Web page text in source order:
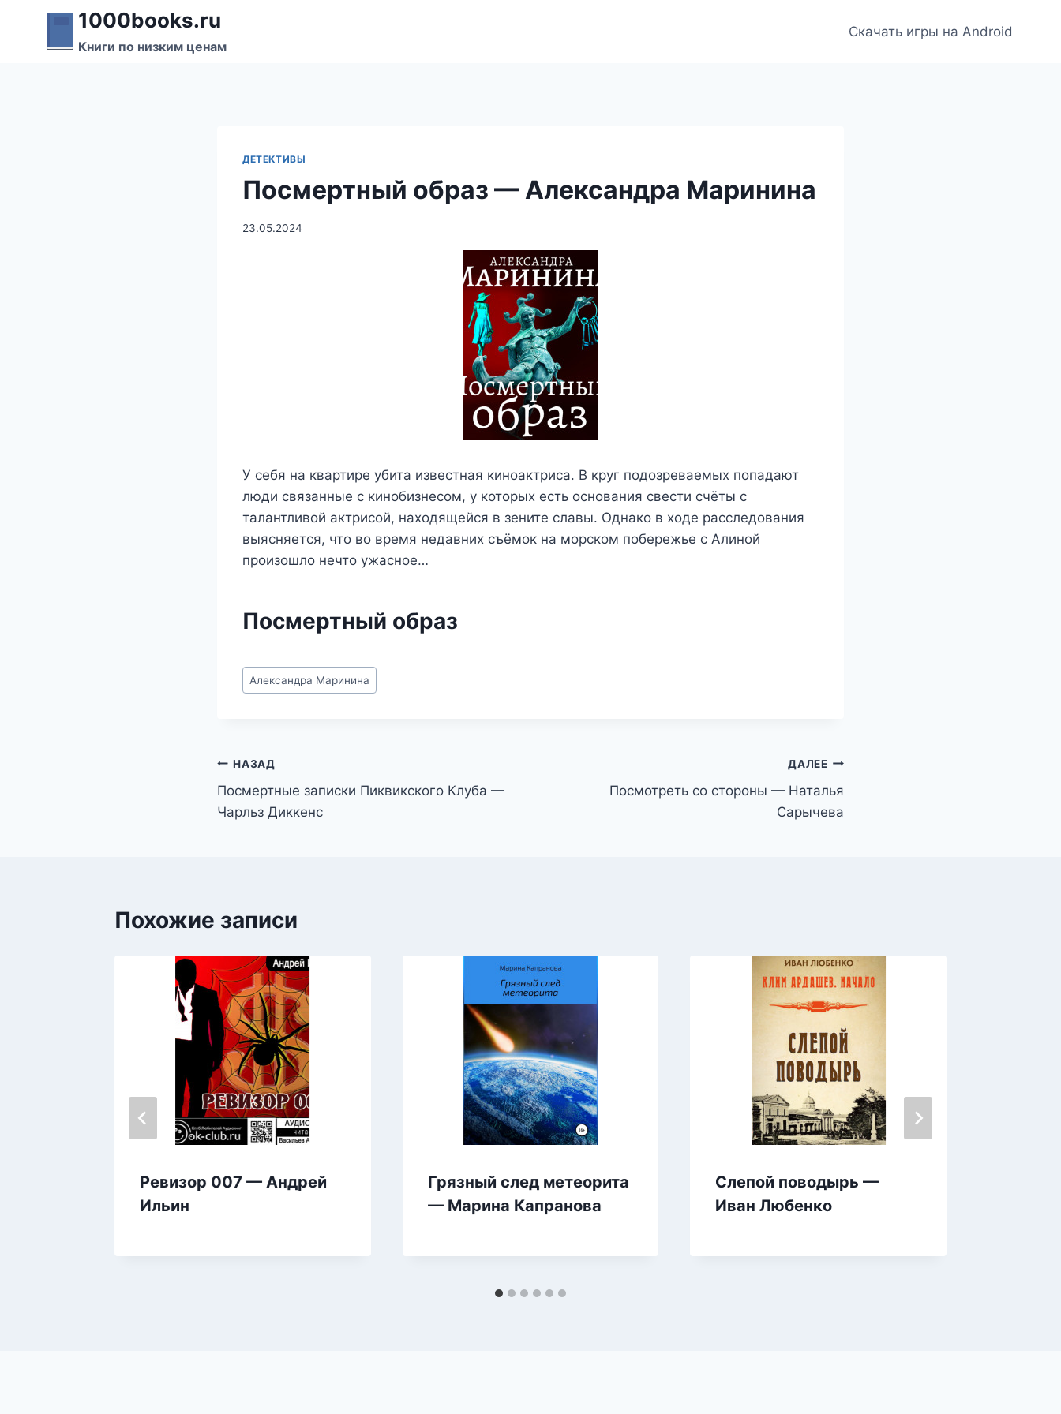
Перейти
содержимому
1000books.ru
Книги по низким ценам
Скачать игры на Android
ДЕТЕКТИВЫ
Посмертный образ — Александра Маринина
23.05.2024
У себя на квартире убита известная киноактриса. В круг подозреваемых попадают
люди связанные с кинобизнесом, у которых есть основания свести счёты с
талантливой актрисой, находящейся в зените славы. Однако в ходе расследования
выясняется, что во время недавних съёмок на морском побережье с Алиной
произошло нечто ужасное…
Посмертный образ
Метки
записи:
Александра Маринина
Навигация
по
НАЗАД
Посмертные записки Пиквикского Клуба —
Чарльз Диккенс
ДАЛЕЕ
Посмотреть со стороны — Наталья
Сарычева
Похожие записи
Ревизор 007 — Андрей
Ильин
Грязный след метеорита
— Марина Капранова
Слепой поводырь —
Иван Любенко